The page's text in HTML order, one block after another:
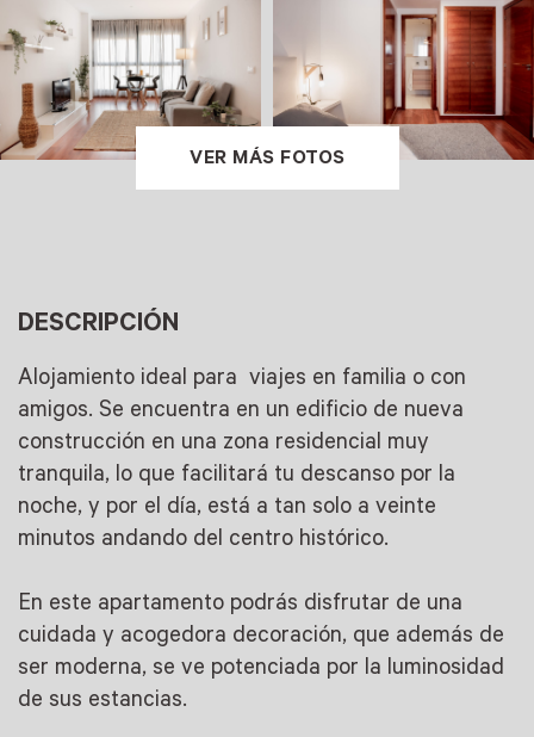
VER MÁS FOTOS
DESCRIPCIÓN
Alojamiento ideal para viajes en familia o con
amigos. Se encuentra en un edificio de nueva
construcción en una zona residencial muy
tranquila, lo que facilitará tu descanso por la
noche, y por el día, está a tan solo a veinte
minutos andando del centro histórico.
En este apartamento podrás disfrutar de una
cuidada y acogedora decoración, que además de
ser moderna, se ve potenciada por la luminosidad
de sus estancias.